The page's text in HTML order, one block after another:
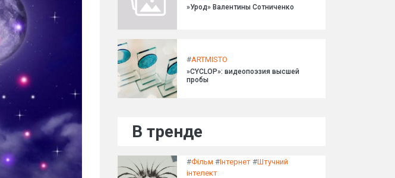
»Урод» Валентины Сотниченко
#ARTMISTO
»CYCLOP»: видеопоэзия высшей
пробы
В тренде
#Фільм #Інтернет #Штучний
інтелект